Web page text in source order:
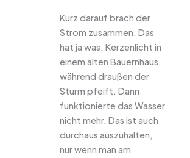
Kurz darauf brach der
Strom zusammen. Das
hat ja was: Kerzenlicht in
einem alten Bauernhaus,
während draußen der
Sturm pfeift. Dann
funktionierte das Wasser
nicht mehr. Das ist auch
durchaus auszuhalten,
nur wenn man am